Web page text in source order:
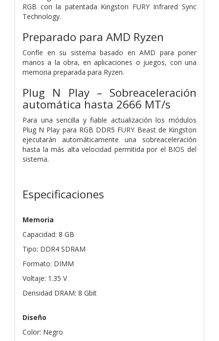
RGB con la patentada Kingston FURY Infrared Sync
Technology.
Preparado para AMD Ryzen
Confíe en su sistema basado en AMD para poner
manos a la obra, en aplicaciones o juegos, con una
memoria preparada para Ryzen.
Plug N Play – Sobreaceleración
automática hasta 2666 MT/s
Para una sencilla y fiable actualización los módulos
Plug N Play para RGB DDR5 FURY Beast de Kingston
ejecutarán automáticamente una sobreaceleración
hasta la más alta velocidad permitida por el BIOS del
sistema.
Especificaciones
Memoria
Capacidad: 8 GB
Tipo: DDR4 SDRAM
Formato: DIMM
Voltaje: 1.35 V
Densidad DRAM: 8 Gbit
Diseño
Color: Negro